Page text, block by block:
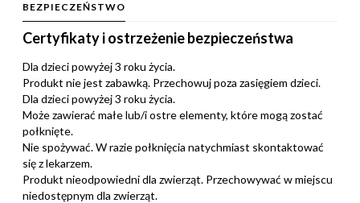
BEZPIECZEŃSTWO
Certyfikaty i ostrzeżenie bezpieczeństwa
Dla dzieci powyżej 3 roku życia.
Produkt nie jest zabawką. Przechowuj poza zasięgiem dzieci.
Dla dzieci powyżej 3 roku życia.
Może zawierać małe lub/i ostre elementy, które mogą zostać
połknięte.
Nie spożywać. W razie połknięcia natychmiast skontaktować
się z lekarzem.
Produkt nieodpowiedni dla zwierząt. Przechowywać w miejscu
niedostępnym dla zwierząt.